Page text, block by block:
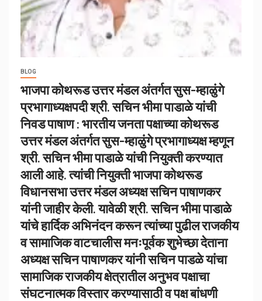
BLOG
भाजपा कोथरूड उत्तर मंडल अंतर्गत सुस-म्हाळुंगे
प्रभागाध्यक्षपदी श्री. सचिन भीमा पाडाळे यांची
निवड पाषाण : भारतीय जनता पक्षाच्या कोथरूड
उत्तर मंडल अंतर्गत सुस-म्हाळुंगे प्रभागाध्यक्ष म्हणून
श्री. सचिन भीमा पाडाळे यांची नियुक्ती करण्यात
आली आहे. त्यांची नियुक्ती भाजपा कोथरूड
विधानसभा उत्तर मंडल अध्यक्ष सचिन पाषाणकर
यांनी जाहीर केली. यावेळी श्री. सचिन भीमा पाडाळे
यांचे हार्दिक अभिनंदन करून त्यांच्या पुढील राजकीय
व सामाजिक वाटचालीस मनःपूर्वक शुभेच्छा देताना
अध्यक्ष सचिन पाषाणकर यांनी सचिन पाडळे यांचा
सामाजिक राजकीय क्षेत्रातील अनुभव पक्षाचा
संघटनात्मक विस्तार करण्यासाठी व पक्ष बांधणी